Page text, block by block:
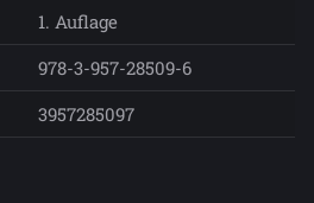
1. Auflage
978-3-957-28509-6
3957285097